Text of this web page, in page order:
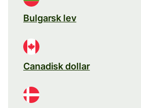
Bulgarsk lev
Canadisk dollar